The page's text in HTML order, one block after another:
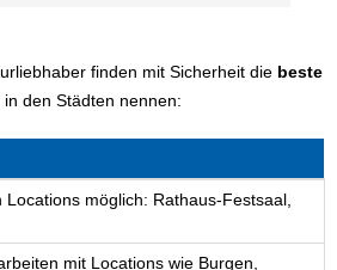
finden mit Sicherheit die beste
den Städten nennen:
möglich: Rathaus-Festsaal,
mit Locations wie Burgen,